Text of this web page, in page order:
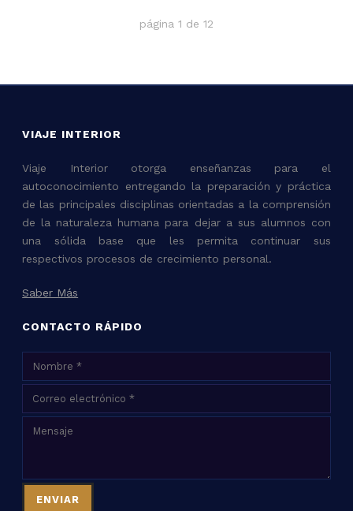
página 1 de 12
VIAJE INTERIOR
Viaje Interior otorga enseñanzas para el
autoconocimiento entregando la preparación y práctica
de las principales disciplinas orientadas a la comprensión
de la naturaleza humana para dejar a sus alumnos con
una sólida base que les permita continuar sus
respectivos procesos de crecimiento personal.
Saber Más
CONTACTO RÁPIDO